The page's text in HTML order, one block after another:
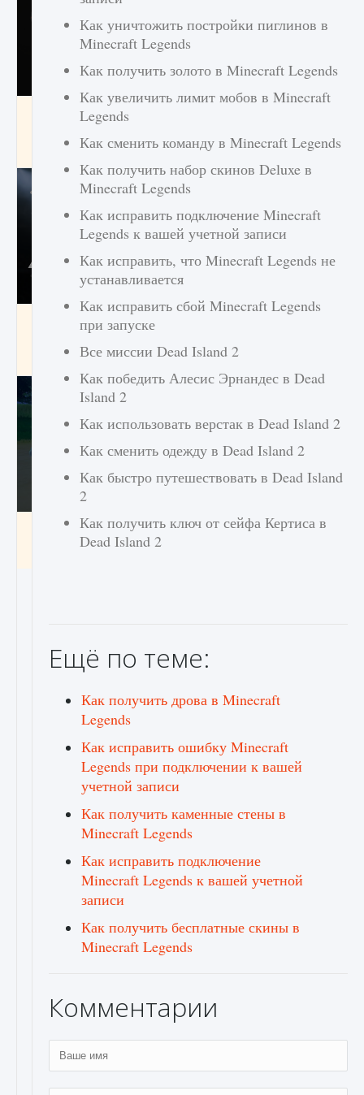
Как разблокировать чертеж счастливого
оружия в MW3 и Warzone
9 августа 2024 1 151 0 0
Все новые функции Ultimate Team в EA FC
9 августа 2024 1 297 0
Как включить чат в Fortnite
Как уничтожить постройки пиглинов в
Minecraft Legends
Как получить золото в Minecraft Legends
Как увеличить лимит мобов в Minecraft
Legends
Как сменить команду в Minecraft Legends
Как получить набор скинов Deluxe в
Minecraft Legends
Как исправить подключение Minecraft
Legends к вашей учетной записи
Как исправить, что Minecraft Legends не
устанавливается
Как исправить сбой Minecraft Legends
при запуске
Все миссии Dead Island 2
Как победить Алесис Эрнандес в Dead
Island 2
Как использовать верстак в Dead Island 2
Как сменить одежду в Dead Island 2
Как быстро путешествовать в Dead Island
2
Как получить ключ от сейфа Кертиса в
Dead Island 2
Ещё по теме:
Как получить дрова в Minecraft
Legends
Как исправить ошибку Minecraft
Legends при подключении к вашей
учетной записи
Как получить каменные стены в
Minecraft Legends
Как исправить подключение
Minecraft Legends к вашей учетной
записи
Как получить бесплатные скины в
Minecraft Legends
Комментарии